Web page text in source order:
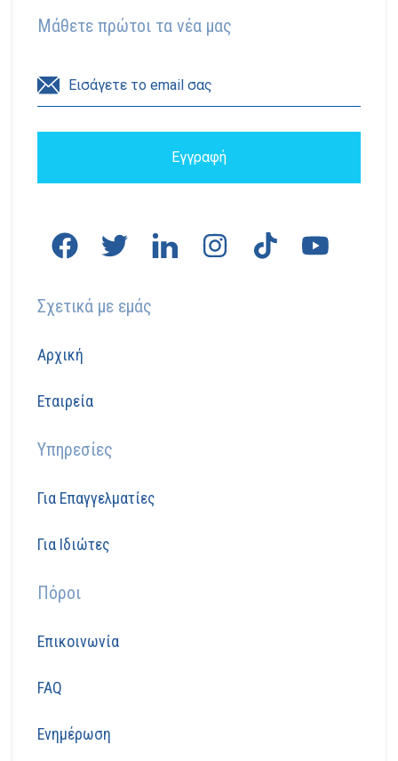
Μάθετε πρώτοι τα νέα μας
Σχετικά με εμάς
Αρχική
Εταιρεία
Υπηρεσίες
Για Επαγγελματίες
Για Ιδιώτες
Πόροι
Επικοινωνία
FAQ
Ενημέρωση